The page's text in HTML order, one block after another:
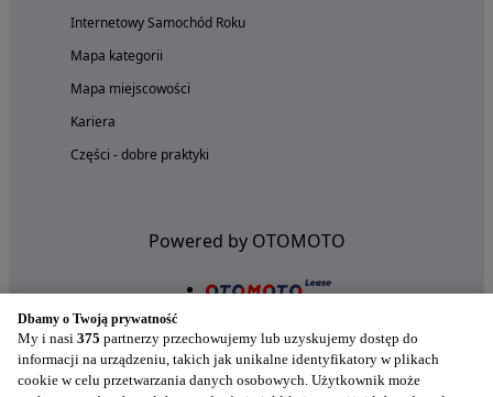
Internetowy Samochód Roku
Mapa kategorii
Mapa miejscowości
Kariera
Części - dobre praktyki
Powered by OTOMOTO
Dbamy o Twoją prywatność
My i nasi 375 partnerzy przechowujemy lub uzyskujemy dostęp do
informacji na urządzeniu, takich jak unikalne identyfikatory w plikach
cookie w celu przetwarzania danych osobowych. Użytkownik może